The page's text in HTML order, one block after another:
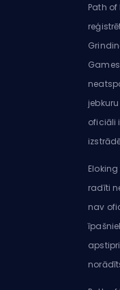
Path of
oficiāli
radīti
nav